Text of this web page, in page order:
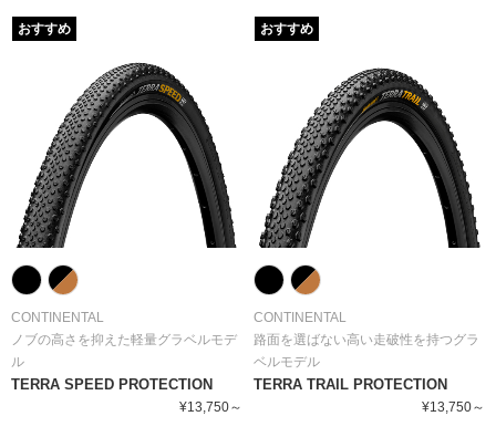
CONTINENTAL
ノブの高さを抑えた軽量グラベルモデ
ル
TERRA SPEED PROTECTION
¥13,750～
おすすめ
CONTINENTAL
路面を選ばない高い走破性を持つグラ
ベルモデル
TERRA TRAIL PROTECTION
¥13,750～
おすすめ